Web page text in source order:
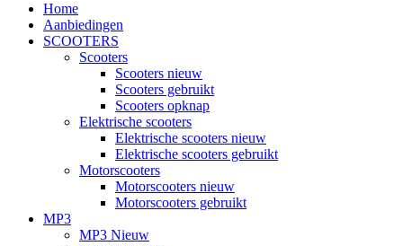
Home
Aanbiedingen
SCOOTERS
Scooters
Scooters nieuw
Scooters gebruikt
Scooters opknap
Elektrische scooters
Elektrische scooters nieuw
Elektrische scooters gebruikt
Motorscooters
Motorscooters nieuw
Motorscooters gebruikt
MP3
MP3 Nieuw